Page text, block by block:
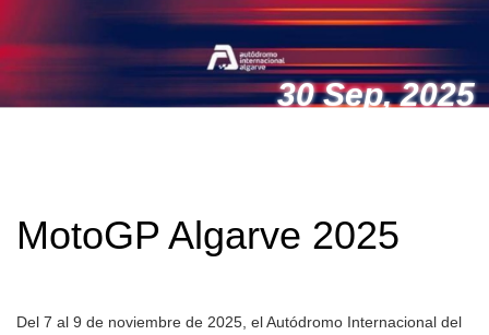
30 Sep, 2025
MotoGP Algarve 2025
Del 7 al 9 de noviembre de 2025, el Autódromo Internacional del